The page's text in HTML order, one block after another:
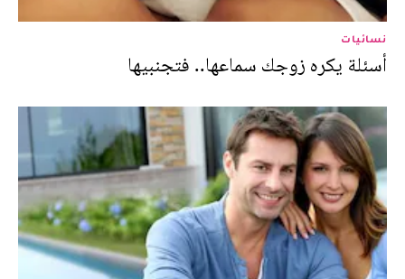
نسائيات
أسئلة يكره زوجك سماعها.. فتجنبيها